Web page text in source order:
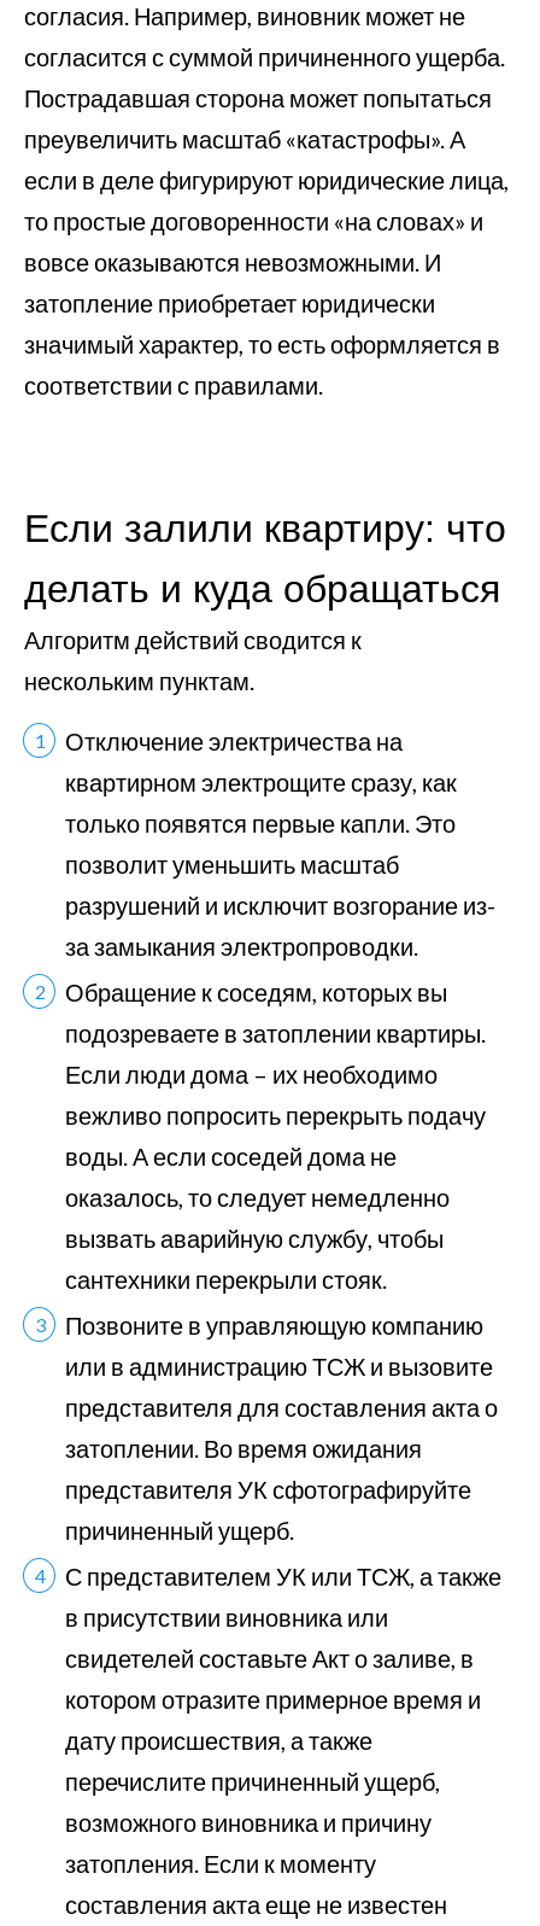
согласия. Например, виновник может не
согласится с суммой причиненного ущерба.
Пострадавшая сторона может попытаться
преувеличить масштаб «катастрофы». А
если в деле фигурируют юридические лица,
то простые договоренности «на словах» и
вовсе оказываются невозможными. И
затопление приобретает юридически
значимый характер, то есть оформляется в
соответствии с правилами.
Если залили квартиру: что
делать и куда обращаться
Алгоритм действий сводится к
нескольким пунктам.
Отключение электричества на
квартирном электрощите сразу, как
только появятся первые капли. Это
позволит уменьшить масштаб
разрушений и исключит возгорание из-
за замыкания электропроводки.
Обращение к соседям, которых вы
подозреваете в затоплении квартиры.
Если люди дома – их необходимо
вежливо попросить перекрыть подачу
воды. А если соседей дома не
оказалось, то следует немедленно
вызвать аварийную службу, чтобы
сантехники перекрыли стояк.
Позвоните в управляющую компанию
или в администрацию ТСЖ и вызовите
представителя для составления акта о
затоплении. Во время ожидания
представителя УК сфотографируйте
причиненный ущерб.
С представителем УК или ТСЖ, а также
в присутствии виновника или
свидетелей составьте Акт о заливе, в
котором отразите примерное время и
дату происшествия, а также
перечислите причиненный ущерб,
возможного виновника и причину
затопления. Если к моменту
составления акта еще не известен